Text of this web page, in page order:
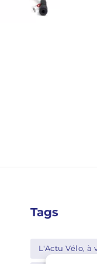
Tags
L'Actu Vélo, à